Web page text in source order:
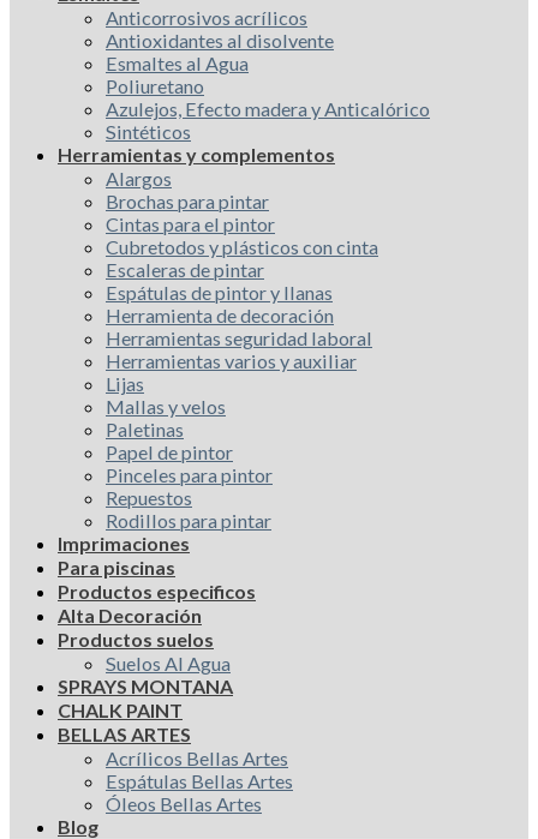
Anticorrosivos acrílicos
Antioxidantes al disolvente
Esmaltes al Agua
Poliuretano
Azulejos, Efecto madera y Anticalórico
Sintéticos
Herramientas y complementos
Alargos
Brochas para pintar
Cintas para el pintor
Cubretodos y plásticos con cinta
Escaleras de pintar
Espátulas de pintor y llanas
Herramienta de decoración
Herramientas seguridad laboral
Herramientas varios y auxiliar
Lijas
Mallas y velos
Paletinas
Papel de pintor
Pinceles para pintor
Repuestos
Rodillos para pintar
Imprimaciones
Para piscinas
Productos especificos
Alta Decoración
Productos suelos
Suelos Al Agua
SPRAYS MONTANA
CHALK PAINT
BELLAS ARTES
Acrílicos Bellas Artes
Espátulas Bellas Artes
Óleos Bellas Artes
Blog